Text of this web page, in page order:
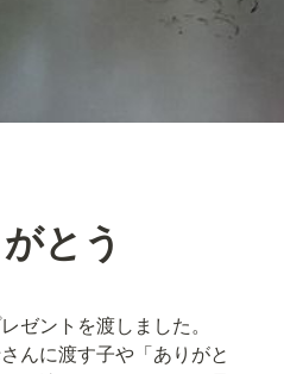
とう
ゼントを渡しました。
んに渡す子や「ありがと